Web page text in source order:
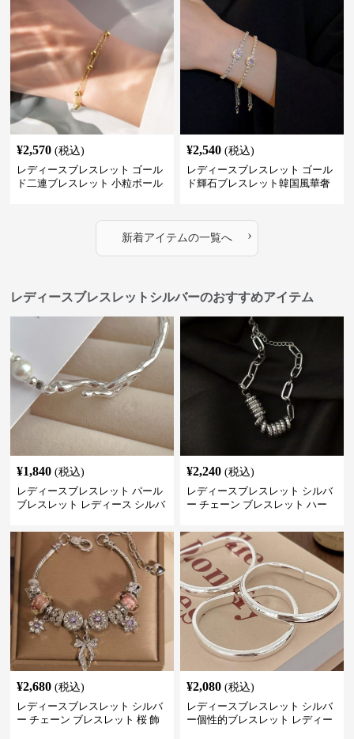
¥2,570 (税込)
レディースブレスレット ゴール
ド二連ブレスレット 小粒ボール
¥2,540 (税込)
レディースブレスレット ゴール
ド輝石ブレスレット韓国風華奢
新着アイテムの一覧へ ›
レディースブレスレットシルバーのおすすめアイテム
¥1,840 (税込)
レディースブレスレット パール
ブレスレット レディース シルバ
¥2,240 (税込)
レディースブレスレット シルバ
ー チェーン ブレスレット ハー
¥2,680 (税込)
レディースブレスレット シルバ
ー チェーン ブレスレット 桜 飾
¥2,080 (税込)
レディースブレスレット シルバ
ー個性的ブレスレット レディー